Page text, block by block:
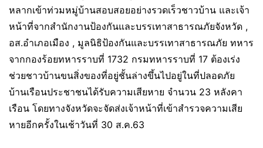
หลากเข้าท่วมหมู่บ้านสอบสอยอย่างรวดเร็วชาวบ้าน และเจ้า
หน้าที่จากสำนักงานป้องกันและบรรเทาสาธารณภัยจังหวัด ,
อส.อำเภอเมือง , มูลนิธิป้องกันและบรรเทาสาธารณภัย ทหาร
จากกองร้อยทหารราบที่ 1732 กรมทหารราบที่ 17 ต้องเร่ง
ช่วยชาวบ้านขนสิ่งของที่อยู่ชั้นล่างขึ้นไปอยู่ในที่ปลอดภัย
บ้านเรือนประชาชนได้รับความเสียหาย จำนวน 23 หลังคา
เรือน โดยทางจังหวัดจะจัดส่งเจ้าหน้าที่เข้าสำรวจความเสีย
หายอีกครั้งในเช้าวันที่ 30 ส.ค.63